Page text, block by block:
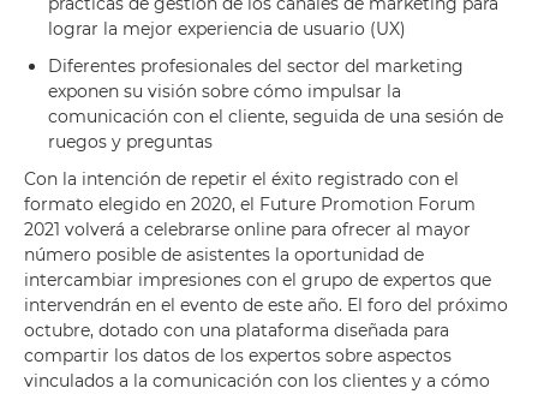
lograr la mejor experiencia de usuario (UX)
Diferentes profesionales del sector del marketing
exponen su visión sobre cómo impulsar la
comunicación con el cliente, seguida de una sesión de
ruegos y preguntas
Con la intención de repetir el éxito registrado con el
formato elegido en 2020, el Future Promotion Forum
2021 volverá a celebrarse online para ofrecer al mayor
número posible de asistentes la oportunidad de
intercambiar impresiones con el grupo de expertos que
intervendrán en el evento de este año. El foro del próximo
octubre, dotado con una plataforma diseñada para
compartir los datos de los expertos sobre aspectos
vinculados a la comunicación con los clientes y a cómo